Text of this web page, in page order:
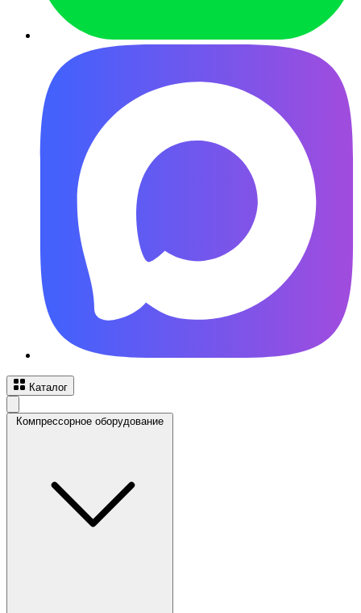
Каталог
Компрессорное оборудование